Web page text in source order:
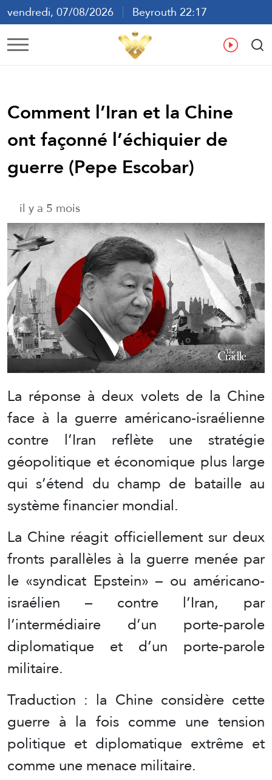
vendredi, 07/08/2026
Beyrouth 22:17
ع
Comment l’Iran et la Chine
ont façonné l’échiquier de
guerre (Pepe Escobar)
il y a 5 mois
La réponse à deux volets de la Chine
face à la guerre américano-israélienne
contre l’Iran reflète une stratégie
géopolitique et économique plus large
qui s’étend du champ de bataille au
système financier mondial.
La Chine réagit officiellement sur deux
fronts parallèles à la guerre menée par
le «syndicat Epstein» – ou américano-
israélien – contre l’Iran, par
l’intermédiaire d’un porte-parole
diplomatique et d’un porte-parole
militaire.
Traduction : la Chine considère cette
guerre à la fois comme une tension
politique et diplomatique extrême et
comme une menace militaire.